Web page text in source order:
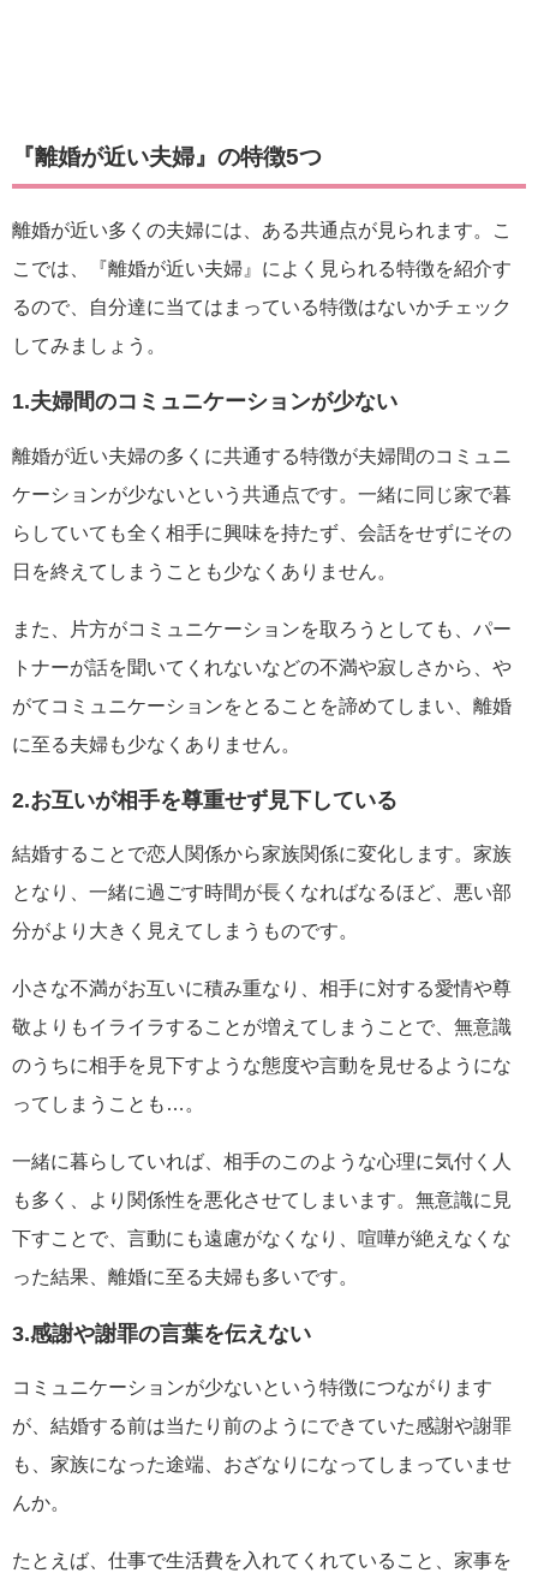
『離婚が近い夫婦』の特徴5つ
離婚が近い多くの夫婦には、ある共通点が見られます。こ
こでは、『離婚が近い夫婦』によく見られる特徴を紹介す
るので、自分達に当てはまっている特徴はないかチェック
してみましょう。
1.夫婦間のコミュニケーションが少ない
離婚が近い夫婦の多くに共通する特徴が夫婦間のコミュニ
ケーションが少ないという共通点です。一緒に同じ家で暮
らしていても全く相手に興味を持たず、会話をせずにその
日を終えてしまうことも少なくありません。
また、片方がコミュニケーションを取ろうとしても、パー
トナーが話を聞いてくれないなどの不満や寂しさから、や
がてコミュニケーションをとることを諦めてしまい、離婚
に至る夫婦も少なくありません。
2.お互いが相手を尊重せず見下している
結婚することで恋人関係から家族関係に変化します。家族
となり、一緒に過ごす時間が長くなればなるほど、悪い部
分がより大きく見えてしまうものです。
小さな不満がお互いに積み重なり、相手に対する愛情や尊
敬よりもイライラすることが増えてしまうことで、無意識
のうちに相手を見下すような態度や言動を見せるようにな
ってしまうことも…。
一緒に暮らしていれば、相手のこのような心理に気付く人
も多く、より関係性を悪化させてしまいます。無意識に見
下すことで、言動にも遠慮がなくなり、喧嘩が絶えなくな
った結果、離婚に至る夫婦も多いです。
3.感謝や謝罪の言葉を伝えない
コミュニケーションが少ないという特徴につながります
が、結婚する前は当たり前のようにできていた感謝や謝罪
も、家族になった途端、おざなりになってしまっていませ
んか。
たとえば、仕事で生活費を入れてくれていること、家事を